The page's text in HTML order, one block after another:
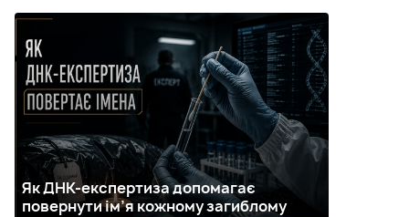
Як ДНК-експертиза допомагає
повернути ім’я кожному загиблому